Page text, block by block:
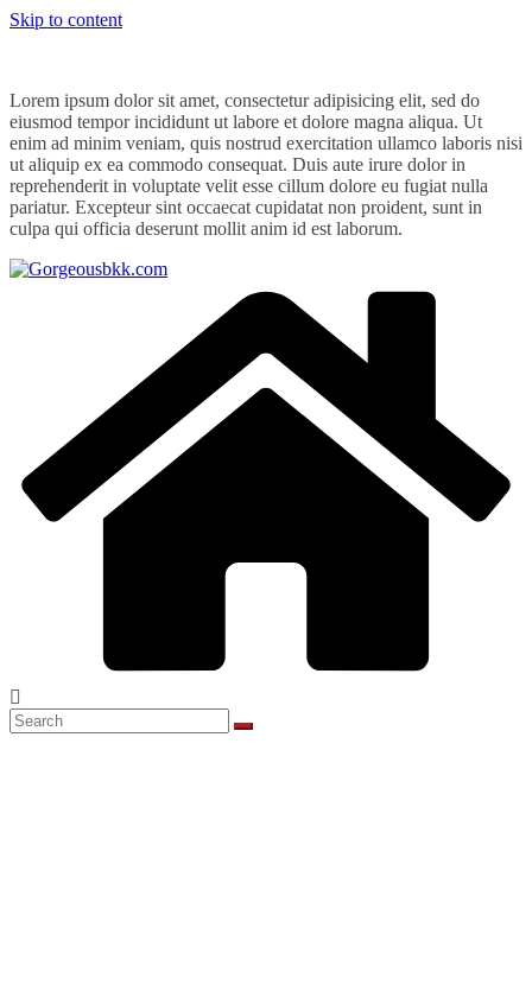
Skip to content
Lorem ipsum dolor sit amet, consectetur adipisicing elit, sed do
eiusmod tempor incididunt ut labore et dolore magna aliqua. Ut
enim ad minim veniam, quis nostrud exercitation ullamco laboris nisi
ut aliquip ex ea commodo consequat. Duis aute irure dolor in
reprehenderit in voluptate velit esse cillum dolore eu fugiat nulla
pariatur. Excepteur sint occaecat cupidatat non proident, sunt in
culpa qui officia deserunt mollit anim id est laborum.